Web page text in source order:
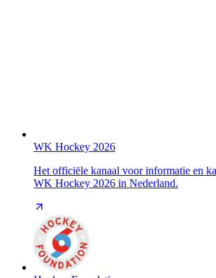
WK Hockey 2026
Het officiële kanaal voor informatie en
WK Hockey 2026 in Nederland.